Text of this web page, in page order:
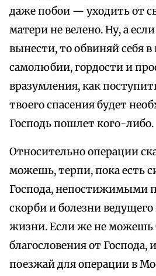
даже побои — уходить от
матери не велено. Ну, а
вынести, то обвиняй себя
самолюбии, гордости и
вразумления, как
твоего спасения будет
Господь пошлет кого-либо.
Относительно операции
можешь, терпи, пока есть
Господа, непостижимыми
скорби и болезни ведущего
жизни. Если же не можешь
благословения от Господа,
поезжай для операции в